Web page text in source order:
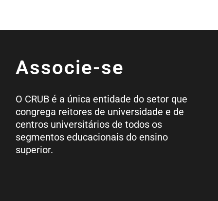
Associe-se
O CRUB é a única entidade do setor que
congrega reitores de universidade e de
centros universitários de todos os
segmentos educacionais do ensino
superior.